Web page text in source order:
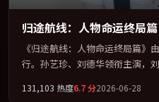
归途航线：人物命运终局篇
《归途航线：人物命运终局篇》
行。孙艺珍、刘德华领衔主演，
剧」类型为骨架，在叙事、表演
131,103 热度6.7分2026-06-28